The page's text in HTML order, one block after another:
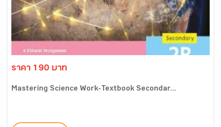
ราคา 190 บาท
Mastering Science Work-Textbook Secondar...